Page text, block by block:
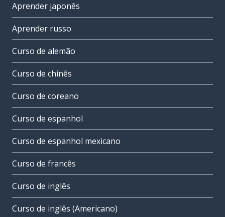
Aprender japonês
Aprender russo
Curso de alemão
Curso de chinês
Curso de coreano
Curso de espanhol
Curso de espanhol mexicano
Curso de francês
Curso de inglês
Curso de inglês (Americano)